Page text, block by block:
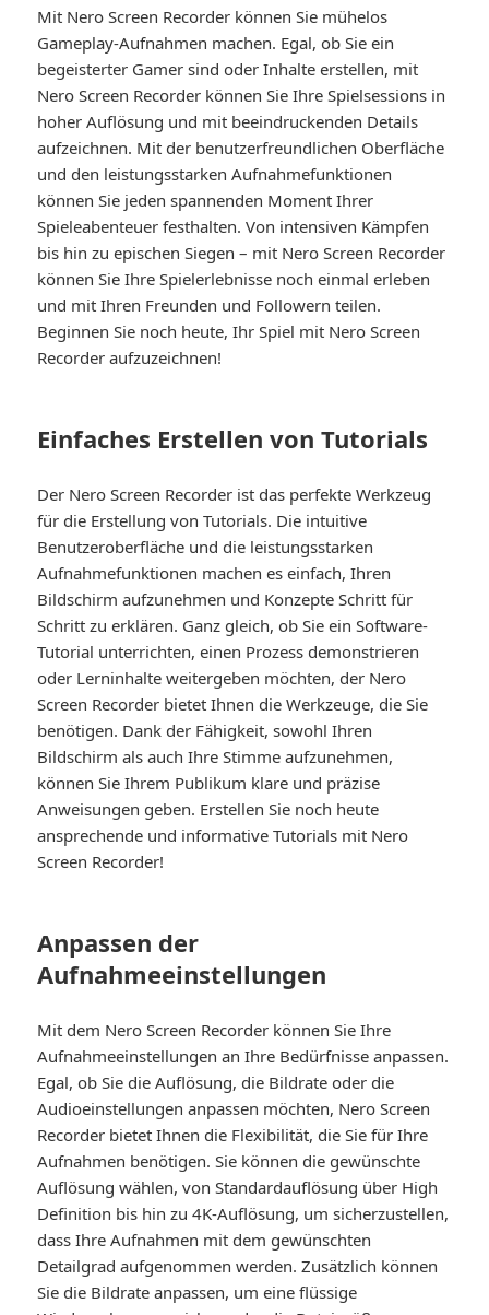
Mit Nero Screen Recorder können Sie mühelos
Gameplay-Aufnahmen machen. Egal, ob Sie ein
begeisterter Gamer sind oder Inhalte erstellen, mit
Nero Screen Recorder können Sie Ihre Spielsessions in
hoher Auflösung und mit beeindruckenden Details
aufzeichnen. Mit der benutzerfreundlichen Oberfläche
und den leistungsstarken Aufnahmefunktionen
können Sie jeden spannenden Moment Ihrer
Spieleabenteuer festhalten. Von intensiven Kämpfen
bis hin zu epischen Siegen – mit Nero Screen Recorder
können Sie Ihre Spielerlebnisse noch einmal erleben
und mit Ihren Freunden und Followern teilen.
Beginnen Sie noch heute, Ihr Spiel mit Nero Screen
Recorder aufzuzeichnen!
Einfaches Erstellen von Tutorials
Der Nero Screen Recorder ist das perfekte Werkzeug
für die Erstellung von Tutorials. Die intuitive
Benutzeroberfläche und die leistungsstarken
Aufnahmefunktionen machen es einfach, Ihren
Bildschirm aufzunehmen und Konzepte Schritt für
Schritt zu erklären. Ganz gleich, ob Sie ein Software-
Tutorial unterrichten, einen Prozess demonstrieren
oder Lerninhalte weitergeben möchten, der Nero
Screen Recorder bietet Ihnen die Werkzeuge, die Sie
benötigen. Dank der Fähigkeit, sowohl Ihren
Bildschirm als auch Ihre Stimme aufzunehmen,
können Sie Ihrem Publikum klare und präzise
Anweisungen geben. Erstellen Sie noch heute
ansprechende und informative Tutorials mit Nero
Screen Recorder!
Anpassen der
Aufnahmeeinstellungen
Mit dem Nero Screen Recorder können Sie Ihre
Aufnahmeeinstellungen an Ihre Bedürfnisse anpassen.
Egal, ob Sie die Auflösung, die Bildrate oder die
Audioeinstellungen anpassen möchten, Nero Screen
Recorder bietet Ihnen die Flexibilität, die Sie für Ihre
Aufnahmen benötigen. Sie können die gewünschte
Auflösung wählen, von Standardauflösung über High
Definition bis hin zu 4K-Auflösung, um sicherzustellen,
dass Ihre Aufnahmen mit dem gewünschten
Detailgrad aufgenommen werden. Zusätzlich können
Sie die Bildrate anpassen, um eine flüssige